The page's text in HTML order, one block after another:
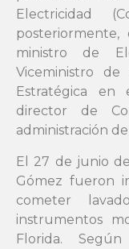
Electricidad
ministro de
Viceministro de
Estratégica
director de
administración
El 27 de junio
Gómez fueron
cometer
instrumentos
Florida.